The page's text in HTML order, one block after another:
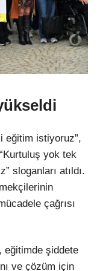
eğitim istiyoruz”,
yok tek
sloganları atıldı.
çağrısı
eğitimde şiddete
ve çözüm için